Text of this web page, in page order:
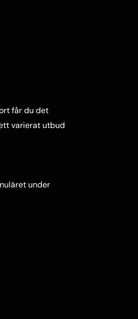
får du det
varierat utbud
under